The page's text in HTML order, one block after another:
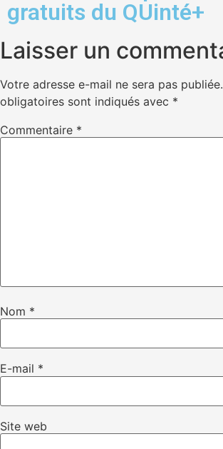
gratuits du QUinté+
Laisser un
Votre adresse e-mail ne sera pas publiée.
obligatoires sont indiqués avec *
Commentaire *
Nom *
E-mail *
Site web